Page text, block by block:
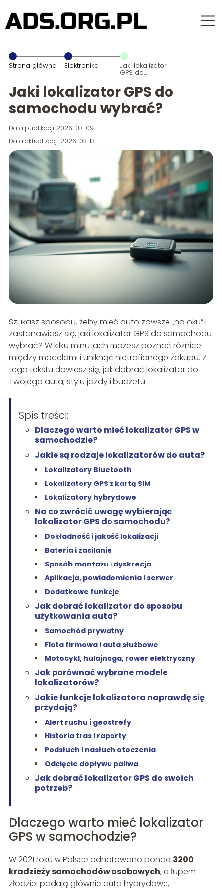
Strona główna Elektronika Jaki lokalizator
GPS do
wybrać?
Jaki lokalizator GPS do
samochodu wybrać?
Data publikacji: 2026-03-09
Data aktualizacji: 2026-03-13
Szukasz sposobu, żeby mieć auto zawsze „na oku” i
zastanawiasz się, jaki lokalizator GPS do samochodu
wybrać? W kilku minutach możesz poznać różnice
między modelami i uniknąć nietrafionego zakupu. Z
tego tekstu dowiesz się, jak dobrać lokalizator do
Twojego auta, stylu jazdy i budżetu.
Spis treści:
Dlaczego warto mieć lokalizator GPS w
samochodzie?
Jakie są rodzaje lokalizatorów do auta?
Lokalizatory Bluetooth
Lokalizatory GPS z kartą SIM
Lokalizatory hybrydowe
Na co zwrócić uwagę wybierając
lokalizator GPS do samochodu?
Dokładność i jakość lokalizacji
Bateria i zasilanie
Sposób montażu i dyskrecja
Aplikacja, powiadomienia i serwer
Dodatkowe funkcje
Jak dobrać lokalizator do sposobu
użytkowania auta?
Samochód prywatny
Flota firmowa i auta służbowe
Motocykl, hulajnoga, rower elektryczny
Jak porównać wybrane modele
lokalizatorów?
Jakie funkcje lokalizatora naprawdę się
przydają?
Alert ruchu i geostrefy
Historia tras i raporty
Podsłuch i nasłuch otoczenia
Odcięcie dopływu paliwa
Jak dobrać lokalizator GPS do swoich
potrzeb?
Dlaczego warto mieć lokalizator
GPS w samochodzie?
W 2021 roku w Polsce odnotowano ponad 3200
kradzieży samochodów osobowych, a łupem
złodziei padają głównie auta hybrydowe,